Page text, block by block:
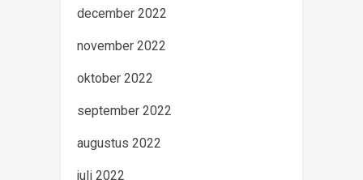
december 2022
november 2022
oktober 2022
september 2022
augustus 2022
juli 2022